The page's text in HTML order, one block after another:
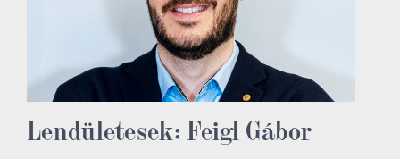
Lendületesek: Feigl Gábor